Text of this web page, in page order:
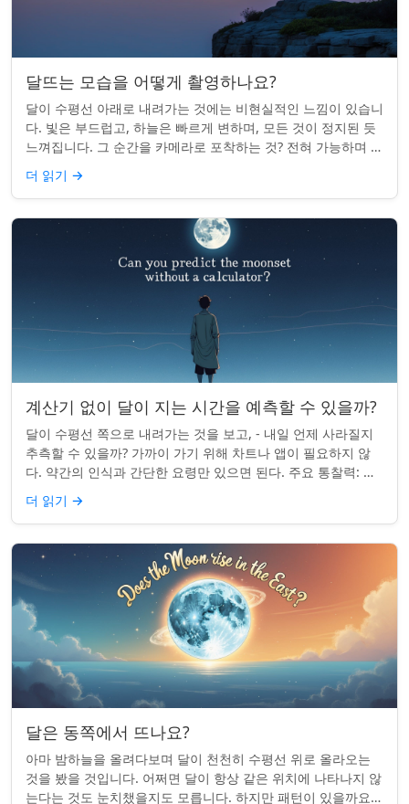
달뜨는 모습을 어떻게 촬영하나요?
달이 수평선 아래로 내려가는 것에는 비현실적인 느낌이 있습니
다. 빛은 부드럽고, 하늘은 빠르게 변하며, 모든 것이 정지된 듯
느껴집니다. 그 순간을 카메라로 포착하는 것? 전혀 가능하며 가
치가 있습니다. 간단한 팁:...
더 읽기 →
계산기 없이 달이 지는 시간을 예측할 수 있을까?
달이 수평선 쪽으로 내려가는 것을 보고, - 내일 언제 사라질지
추측할 수 있을까? 가까이 가기 위해 차트나 앱이 필요하지 않
다. 약간의 인식과 간단한 요령만 있으면 된다. 주요 통찰력: 오
늘의 달 뜨는 시간을 알고...
더 읽기 →
달은 동쪽에서 뜨나요?
아마 밤하늘을 올려다보며 달이 천천히 수평선 위로 올라오는
것을 봤을 것입니다. 어쩌면 달이 항상 같은 위치에 나타나지 않
는다는 것도 눈치챘을지도 모릅니다. 하지만 패턴이 있을까요?